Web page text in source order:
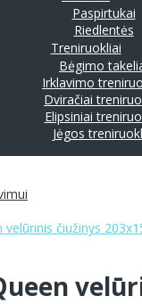
Paspirtukai
Riedlentės
Treniruokliai
Bėgimo
Irklavimo
Dviračiai
Elipsiniai
Jėgos
velūrinis čiužinys